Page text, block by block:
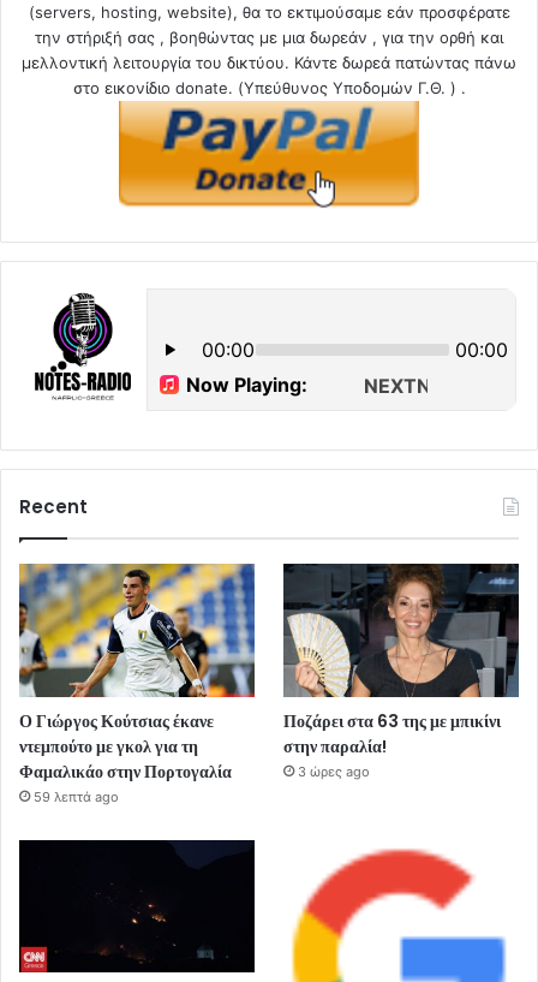
(servers, hosting, website), θα το εκτιμούσαμε εάν προσφέρατε
την στήριξή σας , βοηθώντας με μια δωρεάν , για την ορθή και
μελλοντική λειτουργία του δικτύου. Κάντε δωρεά πατώντας πάνω
στο εικονίδιο donate. (Υπεύθυνος Υποδομών Γ.Θ. ) .
Recent
Ο Γιώργος Κούτσιας έκανε
ντεμπούτο με γκολ για τη
Φαμαλικάο στην Πορτογαλία
59 λεπτά ago
Ποζάρει στα 63 της με μπικίνι
στην παραλία!
3 ώρες ago